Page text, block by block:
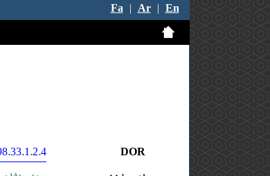
Fa|Ar|En
DOR